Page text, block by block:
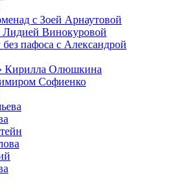
с Зоей Арнаутовой
Лидией Винокуровой
пафоса с Александрой
Кирилла Олюшкина
Софиенко